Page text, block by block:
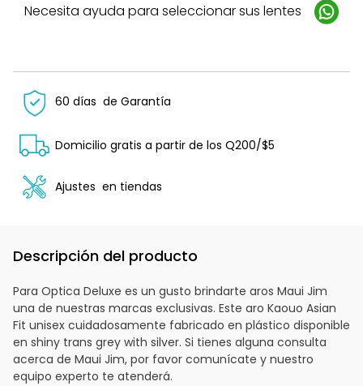
Necesita ayuda para seleccionar sus lentes
60 días de Garantía
Domicilio gratis a partir de los Q200/$5
Ajustes en tiendas
Descripción del producto
Para Optica Deluxe es un gusto brindarte aros Maui Jim
una de nuestras marcas exclusivas. Este aro Kaouo Asian
Fit unisex cuidadosamente fabricado en plástico disponible
en shiny trans grey with silver. Si tienes alguna consulta
acerca de Maui Jim, por favor comunícate y nuestro
equipo experto te atenderá.